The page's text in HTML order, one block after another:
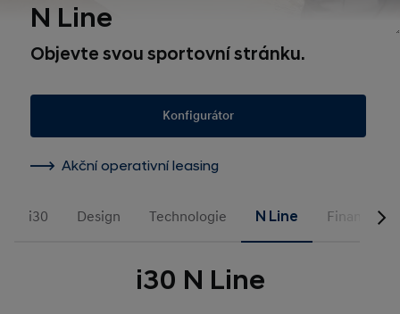
N Line
Objevte svou sportovní stránku.
Konfigurátor
Akční operativní leasing
i30 Design Technologie N Line
i30 N Line